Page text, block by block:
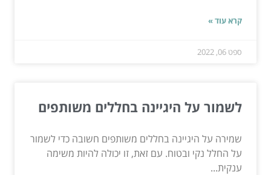
קרא עוד »
ספט 06, 2022
לשמור על היגיינה בחללים משותפים
שמירה על היגיינה בחללים משותפים חשובה כדי לשמור
על החלל נקי ובטוח. עם זאת, זו יכולה להיות משימה
ענקית...